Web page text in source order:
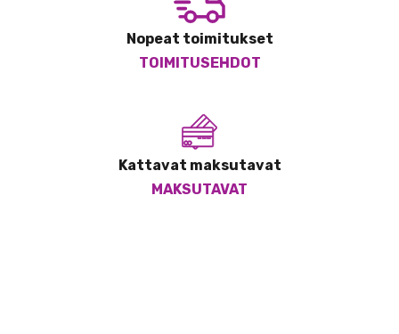
Nopeat toimitukset
TOIMITUSEHDOT
Kattavat maksutavat
MAKSUTAVAT